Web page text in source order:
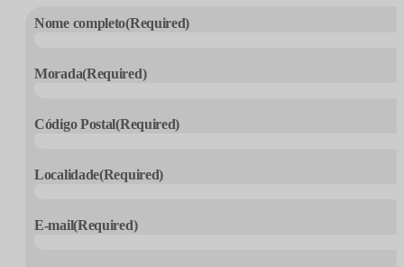
Nome completo(Required)
Morada(Required)
Código Postal(Required)
Localidade(Required)
E-mail(Required)